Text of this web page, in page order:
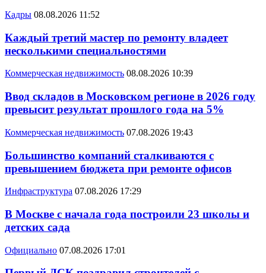
Кадры 08.08.2026 11:52
Каждый третий мастер по ремонту владеет
несколькими специальностями
Коммерческая недвижимость 08.08.2026 10:39
Ввод складов в Московском регионе в 2026 году
превысит результат прошлого года на 5%
Коммерческая недвижимость 07.08.2026 19:43
Большинство компаний сталкиваются с
превышением бюджета при ремонте офисов
Инфраструктура 07.08.2026 17:29
В Москве с начала года построили 23 школы и
детских сада
Официально 07.08.2026 17:01